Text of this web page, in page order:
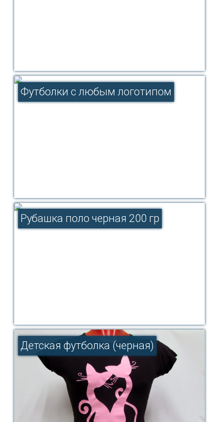
Футболки с любым логотипом
Рубашка поло черная 200 гр
Детская футболка (черная)